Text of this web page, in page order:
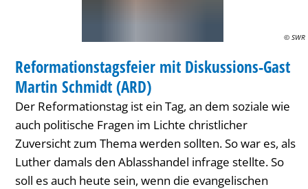
(ARD)
© SWR
KATEGORIE: DISKUSSION
Reformationstagsfeier mit Diskussions-Gast
Martin Schmidt (ARD)
Der Reformationstag ist ein Tag, an dem soziale wie
auch politische Fragen im Lichte christlicher
Zuversicht zum Thema werden sollten. So war es, als
Luther damals den Ablasshandel infrage stellte. So
soll es auch heute sein, wenn die evangelischen